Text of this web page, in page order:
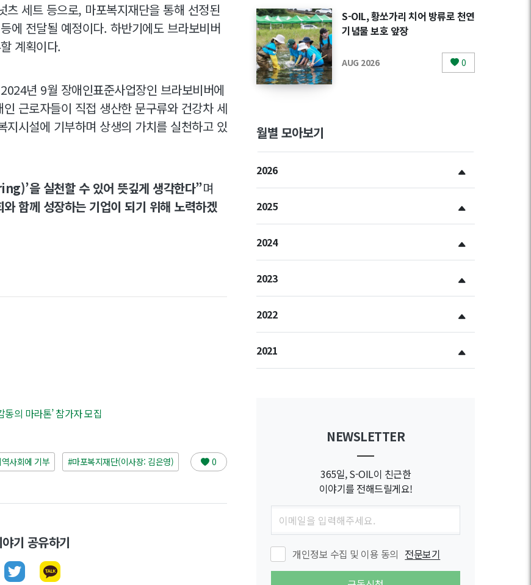
세트 등으로, 마포복지재단을 통해 선정된
에 전달될 예정이다. 하반기에도 브라보비버
계획이다.
년 9월 장애인표준사업장인 브라보비버에
근로자들이 직접 생산한 문구류와 건강차 세
시설에 기부하며 상생의 가치를 실천하고 있
을 실천할 수 있어 뜻깊게 생각한다”며
함께 성장하는 기업이 되기 위해 노력하겠
의 마라톤’ 참가자 모집
사회에 기부 #마포복지재단(이사장: 김은영) 0
기 공유하기
S-OIL, 황쏘가리 치어 방류로 천연
기념물 보호 앞장
AUG 2026 0
월별 모아보기
2026
2025
2024
2023
2022
2021
NEWSLETTER
365일, S-OIL이 친근한
이야기를 전해드릴게요!
개인정보 수집 및 이용 동의 전문보기